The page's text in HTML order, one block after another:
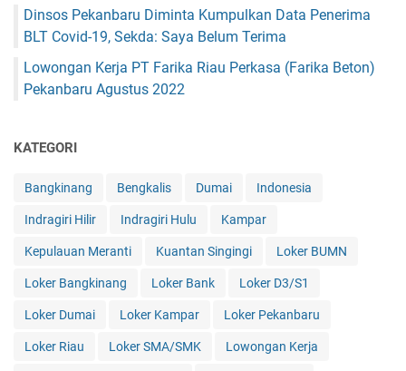
Dinsos Pekanbaru Diminta Kumpulkan Data Penerima
BLT Covid-19, Sekda: Saya Belum Terima
Lowongan Kerja PT Farika Riau Perkasa (Farika Beton)
Pekanbaru Agustus 2022
KATEGORI
Bangkinang Bengkalis Dumai Indonesia
Indragiri Hilir Indragiri Hulu Kampar
Kepulauan Meranti Kuantan Singingi Loker BUMN
Loker Bangkinang Loker Bank Loker D3/S1
Loker Dumai Loker Kampar Loker Pekanbaru
Loker Riau Loker SMA/SMK Lowongan Kerja